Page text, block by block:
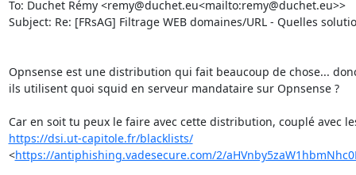
To: Duchet Rémy <remy@duchet.eu<mailto:remy@duchet.eu>>
Subject: Re: [FRsAG] Filtrage WEB domaines/URL - Quelles
Opnsense est une distribution qui fait beaucoup de chose...
ils utilisent quoi squid en serveur mandataire sur Opnsense ?
https://dsi.ut-capitole.fr/blacklists/
<https://antiphishing.vadesecure.com/2/